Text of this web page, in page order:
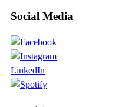
Social Media
LinkedIn